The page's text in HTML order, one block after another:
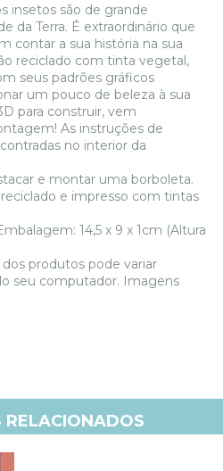
insetos são de grande
da Terra. É extraordinário que
contar a sua história na sua
reciclado com tinta vegetal,
seus padrões gráficos
um pouco de beleza à sua
para construir, vem
As instruções de
no interior da
e montar uma borboleta.
e impresso com tintas
14,5 x 9 x 1cm (Altura
produtos pode variar
seu computador. Imagens
RELACIONADOS